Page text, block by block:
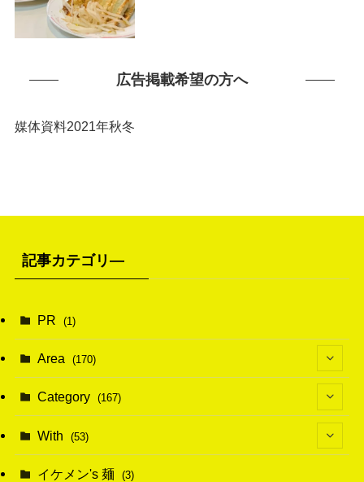
広告掲載希望の方へ
媒体資料2021年秋冬
記事カテゴリ―
PR (1)
Area (170)
(1)
Category (167)
(114)
With (53)
(15)
イケメン's 麺 (3)